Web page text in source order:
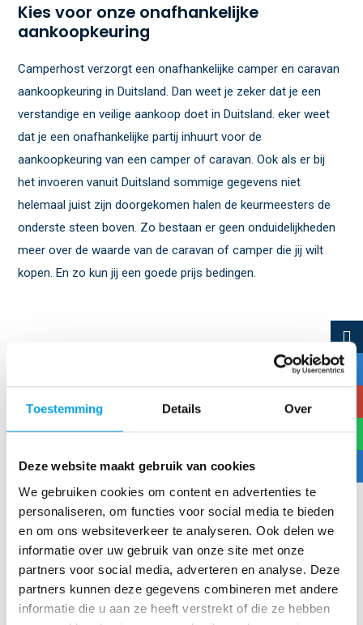
Toestemming Details Over
Deze website maakt gebruik van cookies
We gebruiken cookies om content en advertenties te
personaliseren, om functies voor social media te bieden
en om ons websiteverkeer te analyseren. Ook delen we
informatie over uw gebruik van onze site met onze
partners voor social media, adverteren en analyse. Deze
partners kunnen deze gegevens combineren met andere
informatie die u aan ze heeft verstrekt of die ze hebben
Kies voor onze onafhankelijke
aankoopkeuring
Camperhost verzorgt een onafhankelijke camper en caravan
aankoopkeuring in Duitsland. Dan weet je zeker dat je een
verstandige en veilige aankoop doet in Duitsland. eker weet
dat je een onafhankelijke partij inhuurt voor de
aankoopkeuring van een camper of caravan. Ook als er bij
het invoeren vanuit Duitsland sommige gegevens niet
helemaal juist zijn doorgekomen halen de keurmeesters de
onderste steen boven. Zo bestaan er geen onduidelijkheden
meer over de waarde van de caravan of camper die jij wilt
kopen. En zo kun jij een goede prijs bedingen.
Afspraak maken met Camperhost voor
Heb je een camper of caravan uit Duitsland op het oog, wil je
weten wat je koopt en wat er bij het invoeren in Nederland
onderwerpen de caravan of camper aan een grondig
inspectie en, indien gewenst, helpen we bij onderhandeling
over de prijs. Voor een afspraak vul je hier op de site het
contactformulier in, bel je ons via
085-4000032
of mail je
naarinfo@camperhost.nl. Voor een aankoopkeuring van een
camper of caravan uit Duitsland schakel je de kenners in van
Camperhost.